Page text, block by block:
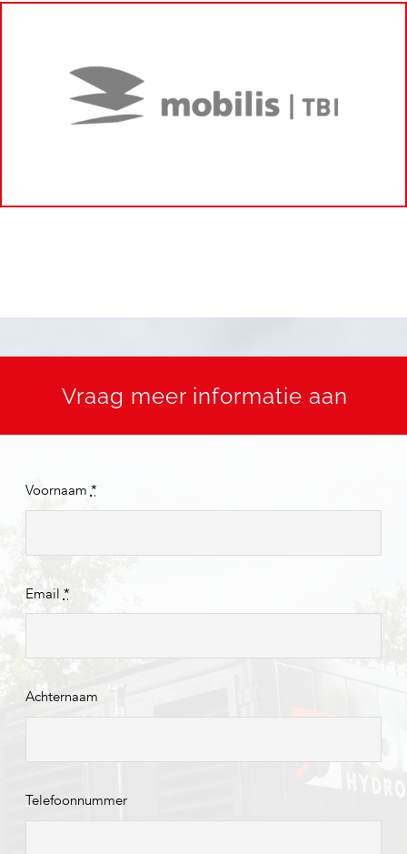
Vraag meer informatie aan
Voornaam *
Email *
Achternaam
Telefoonnummer